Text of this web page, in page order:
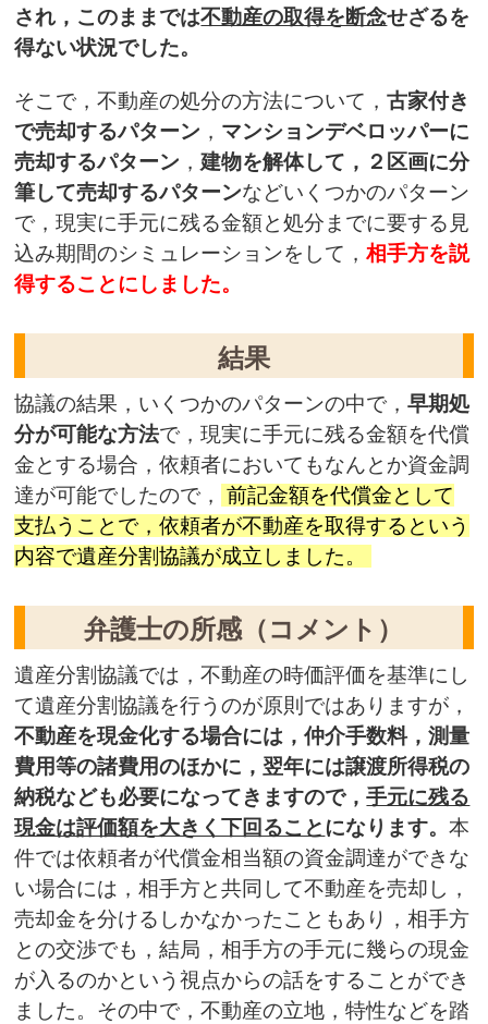
され，このままでは不動産の取得を断念せざるを
得ない状況でした。
そこで，不動産の処分の方法について，古家付き
で売却するパターン ， マンションデベロッパーに
売却するパターン ，建物を解体して，２区画に分
筆して売却するパターンなどいくつかのパターン
で，現実に手元に残る金額と処分までに要する見
込み期間のシミュレーションをして，相手方を説
得することにしました。
結果
協議の結果，いくつかのパターンの中で，早期処
分が可能な方法で，現実に手元に残る金額を代償
金とする場合，依頼者においてもなんとか資金調
達が可能でしたので，
前記金額を代償金として
支払うことで，依頼者が不動産を取得するという
内容で遺産分割協議が成立しました。
弁護士の所感（コメント）
遺産分割協議では，不動産の時価評価を基準にし
て遺産分割協議を行うのが原則ではありますが，
不動産を現金化する場合には，仲介手数料，測量
費用等の諸費用のほかに，翌年には譲渡所得税の
納税なども必要になってきますので，手元に残る
現金は評価額を大きく下回ることになります。本
件では依頼者が代償金相当額の資金調達ができな
い場合には，相手方と共同して不動産を売却し，
売却金を分けるしかなかったこともあり，相手方
との交渉でも，結局，相手方の手元に幾らの現金
が入るのかという視点からの話をすることができ
ました。その中で，不動産の立地，特性などを踏